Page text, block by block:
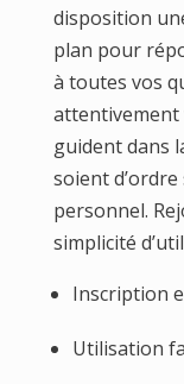
disposition
plan pour
à toutes vos
attentivement
guident dans
soient
personnel.
simplicité
Inscription
Utilisation